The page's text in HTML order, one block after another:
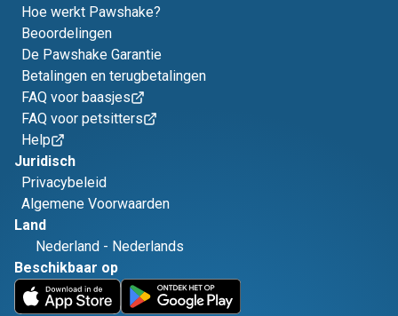
Hoe werkt Pawshake?
Beoordelingen
De Pawshake Garantie
Betalingen en terugbetalingen
FAQ voor baasjes
FAQ voor petsitters
Help
Juridisch
Privacybeleid
Algemene Voorwaarden
Land
Nederland - Nederlands
Beschikbaar op